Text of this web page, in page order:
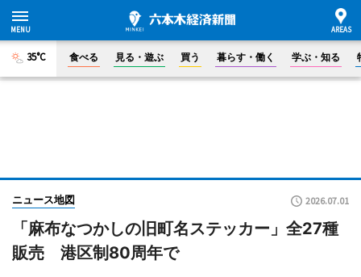
35°C 食べる 見る・遊ぶ 買う 暮らす・働く 学ぶ・知る
ニュース地図 2026.07.01
「麻布なつかしの旧町名ステッカー」全27種
販売 港区制80周年で